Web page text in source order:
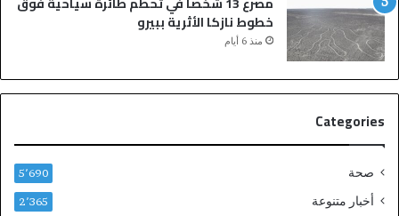
ة
ي
ن
ب
م
ت
ل
خطوط نازكا الأثرية ببيرو
منذ 6 أيام
Categories
صحة 5٬690
أخبار متنوعة 2٬365